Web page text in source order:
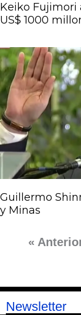
Keiko Fujimori
US$ 1000
Guillermo
y Minas
«